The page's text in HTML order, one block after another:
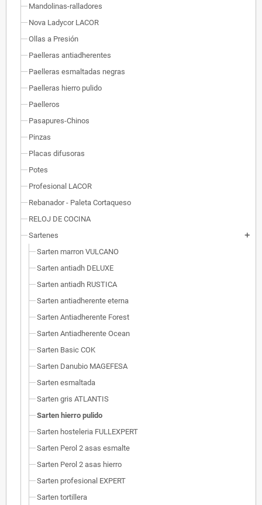
Mandolinas-ralladores
Nova Ladycor LACOR
Ollas a Presión
Paelleras antiadherentes
Paelleras esmaltadas negras
Paelleras hierro pulido
Paelleros
Pasapures-Chinos
Pinzas
Placas difusoras
Potes
Profesional LACOR
Rebanador - Paleta Cortaqueso
RELOJ DE COCINA
Sartenes
add
Sarten marron VULCANO
Sarten antiadh DELUXE
Sarten antiadh RUSTICA
Sarten antiadherente eterna
Sarten Antiadherente Forest
Sarten Antiadherente Ocean
Sarten Basic COK
Sarten Danubio MAGEFESA
Sarten esmaltada
Sarten gris ATLANTIS
Sarten hierro pulido
Sarten hosteleria FULLEXPERT
Sarten Perol 2 asas esmalte
Sarten Perol 2 asas hierro
Sarten profesional EXPERT
Sarten tortillera